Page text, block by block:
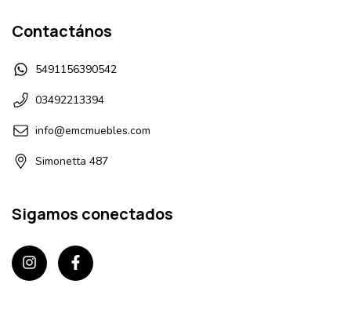
Contactános
5491156390542
03492213394
info@emcmuebles.com
Simonetta 487
Sigamos conectados